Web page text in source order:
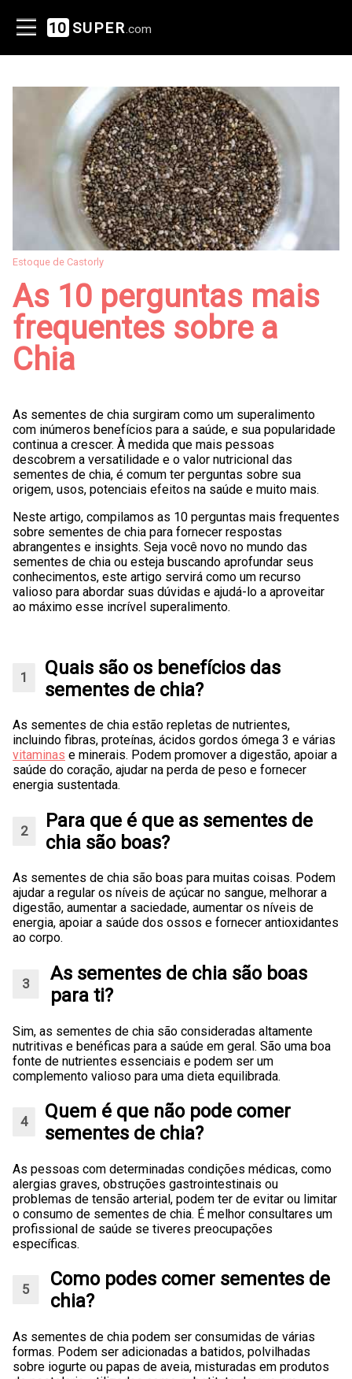
10 SUPER .com
Estoque de Castorly
As 10 perguntas mais
frequentes sobre a
Chia
As sementes de chia surgiram como um superalimento
com inúmeros benefícios para a saúde, e sua popularidade
continua a crescer. À medida que mais pessoas
descobrem a versatilidade e o valor nutricional das
sementes de chia, é comum ter perguntas sobre sua
origem, usos, potenciais efeitos na saúde e muito mais.
Neste artigo, compilamos as 10 perguntas mais frequentes
sobre sementes de chia para fornecer respostas
abrangentes e insights. Seja você novo no mundo das
sementes de chia ou esteja buscando aprofundar seus
conhecimentos, este artigo servirá como um recurso
valioso para abordar suas dúvidas e ajudá-lo a aproveitar
ao máximo esse incrível superalimento.
Quais são os benefícios das
sementes de chia?
As sementes de chia estão repletas de nutrientes,
incluindo fibras, proteínas, ácidos gordos ómega 3 e várias
vitaminas e minerais. Podem promover a digestão, apoiar a
saúde do coração, ajudar na perda de peso e fornecer
energia sustentada.
Para que é que as sementes de
chia são boas?
As sementes de chia são boas para muitas coisas. Podem
ajudar a regular os níveis de açúcar no sangue, melhorar a
digestão, aumentar a saciedade, aumentar os níveis de
energia, apoiar a saúde dos ossos e fornecer antioxidantes
ao corpo.
As sementes de chia são boas
para ti?
Sim, as sementes de chia são consideradas altamente
nutritivas e benéficas para a saúde em geral. São uma boa
fonte de nutrientes essenciais e podem ser um
complemento valioso para uma dieta equilibrada.
Quem é que não pode comer
sementes de chia?
As pessoas com determinadas condições médicas, como
alergias graves, obstruções gastrointestinais ou
problemas de tensão arterial, podem ter de evitar ou limitar
o consumo de sementes de chia. É melhor consultares um
profissional de saúde se tiveres preocupações
específicas.
Como podes comer sementes de
chia?
As sementes de chia podem ser consumidas de várias
formas. Podem ser adicionadas a batidos, polvilhadas
sobre iogurte ou papas de aveia, misturadas em produtos